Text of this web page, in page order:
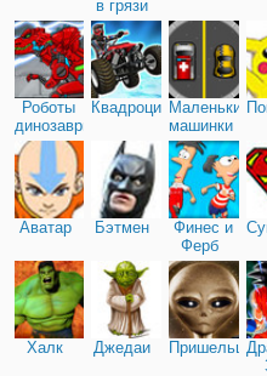
в грязи
Роботы
динозавры
КвадроциклыМаленькие
машинки
Аватар Бэтмен
Финес и
Ферб
Халк Джедаи Пришельцы